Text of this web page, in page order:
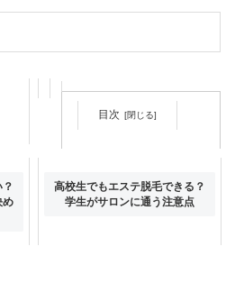
目次
全身脱毛ってどこまで脱毛して
くれるの？1回の施術時間は？
め
高校生でもエステ脱毛できる？
学生がサロンに通う注意点